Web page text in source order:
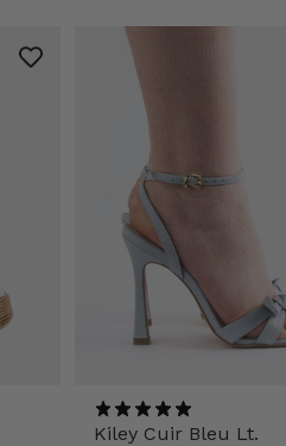
Kiley Cuir Bleu Lt.